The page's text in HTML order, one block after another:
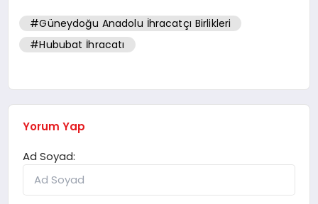
#Güneydoğu Anadolu İhracatçı Birlikleri
#Hububat İhracatı
Yorum Yap
Ad Soyad: